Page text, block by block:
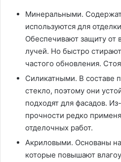
Минеральными.
используются для
Обеспечивают защиту от
лучей. Но быстро
частого обновления.
Силикатными. В составе
стекло, поэтому они
подходят для фасадов.
прочности редко
отделочных работ.
Акриловыми. Основаны
которые повышают